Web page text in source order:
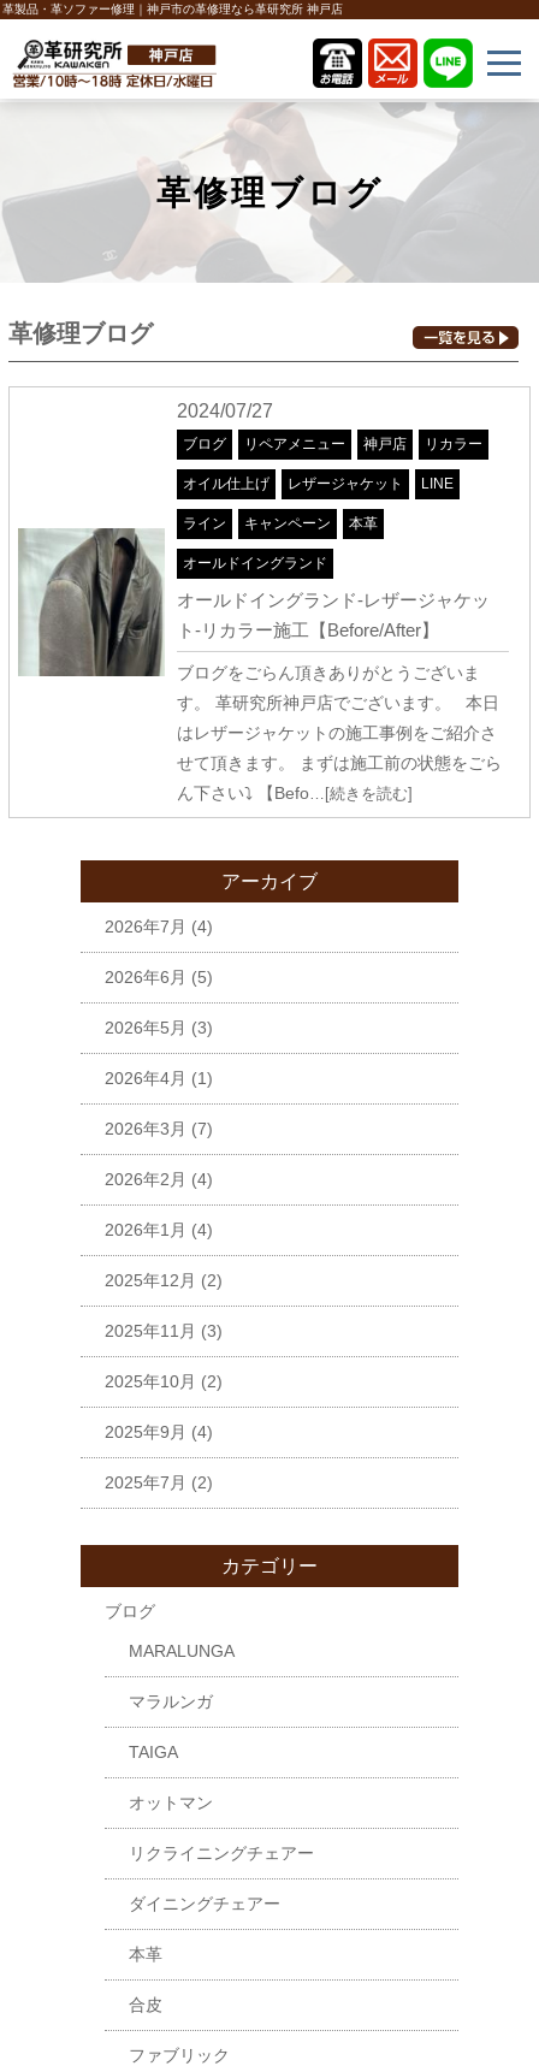
革製品・革ソファー修理｜神戸市の革修理なら革研究所 神戸店
革修理ブログ
革修理ブログ
2024/07/27
ブログ リペアメニュー 神戸店 リカラー
オイル仕上げ レザージャケット LINE
ライン キャンペーン 本革
オールドイングランド
オールドイングランド-レザージャケッ
ト-リカラー施工【Before/After】
ブログをごらん頂きありがとうございま
す。 革研究所神戸店でございます。 本日
はレザージャケットの施工事例をご紹介さ
せて頂きます。 まずは施工前の状態をごら
ん下さい⤵ 【Befo…[続きを読む]
アーカイブ
2026年7月 (4)
2026年6月 (5)
2026年5月 (3)
2026年4月 (1)
2026年3月 (7)
2026年2月 (4)
2026年1月 (4)
2025年12月 (2)
2025年11月 (3)
2025年10月 (2)
2025年9月 (4)
2025年7月 (2)
カテゴリー
ブログ
MARALUNGA
マラルンガ
TAIGA
オットマン
リクライニングチェアー
ダイニングチェアー
本革
合皮
ファブリック